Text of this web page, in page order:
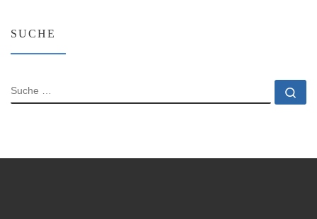
SUCHE
SUCHE